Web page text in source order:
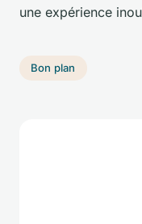
une expérience
Bon plan